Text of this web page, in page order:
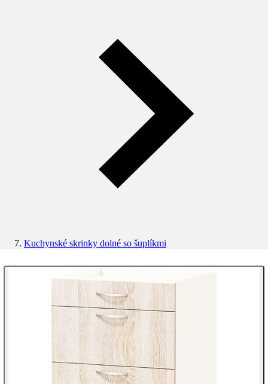
Kuchynské skrinky dolné so šuplíkmi